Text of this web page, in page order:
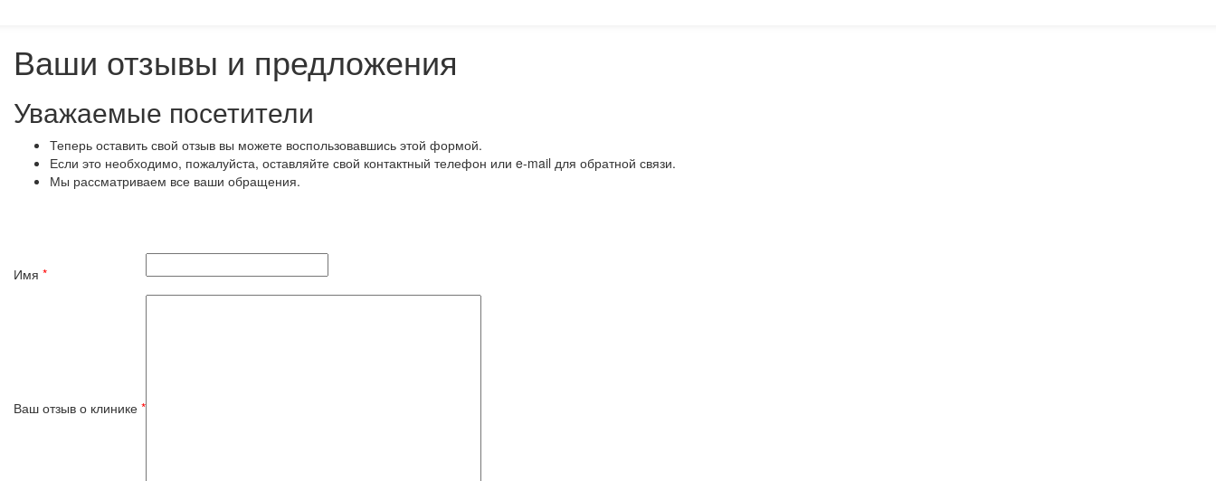
Ваши отзывы и предложения
Уважаемые посетители
Теперь оставить свой отзыв вы можете воспользовавшись этой формой.
Если это необходимо, пожалуйста, оставляйте свой контактный телефон или e-mail для обратной связи.
Мы рассматриваем все ваши обращения.
Имя *
Ваш отзыв о клинике *